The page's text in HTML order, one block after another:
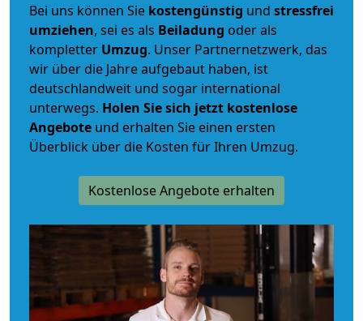
Bei uns können Sie kostengünstig und stressfrei
umziehen, sei es als Beiladung oder als
kompletter Umzug. Unser Partnernetzwerk, das
wir über die Jahre aufgebaut haben, ist
deutschlandweit und sogar international
unterwegs. Holen Sie sich jetzt kostenlose
Angebote und erhalten Sie einen ersten
Überblick über die Kosten für Ihren Umzug.
Kostenlose Angebote erhalten